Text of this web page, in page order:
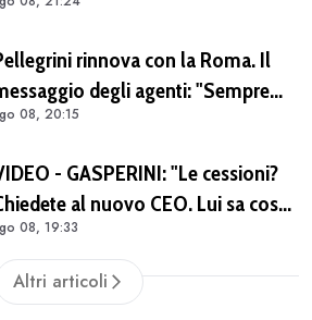
rinnovo di Pellegrini
rinnova con la Roma. Il
degli agenti: "Sempre
di essere al tuo fianco"
08, 20:15
- GASPERINI: "Le cessioni?
al nuovo CEO. Lui sa cosa
fare la Roma"
08, 19:33
Altri articoli